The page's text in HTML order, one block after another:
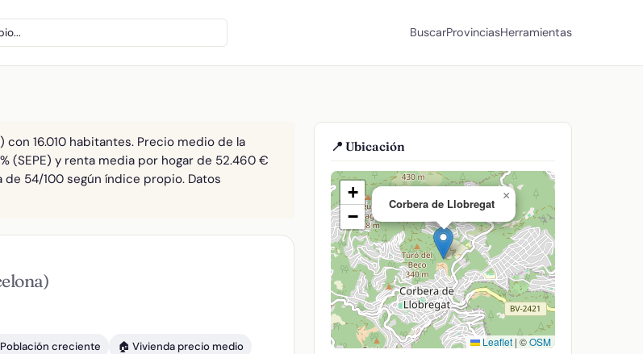
BuscarProvinciasHerramientas
16.010 habitantes. Precio medio de la
(SEPE) y renta media por hogar de 52.460 €
de 54/100 según índice propio. Datos
creciente 🏠 Vivienda precio medio
📍 Ubicación
Corbera de Llobregat
×
+
−
Leaflet | ©OSM